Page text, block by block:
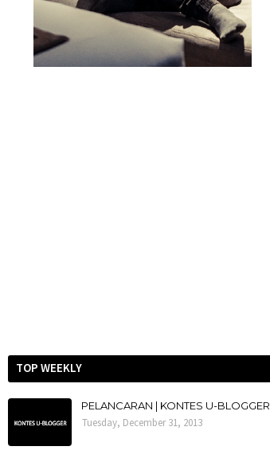
TOP WEEKLY
PELANCARAN | KONTES U-BLOGGER
Tuesday, December 31, 2013